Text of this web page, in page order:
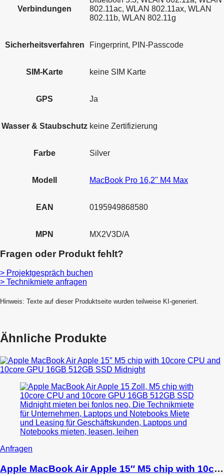
Verbindungen
802.11ac, WLAN 802.11ax, WLAN
802.11b, WLAN 802.11g
Sicherheitsverfahren Fingerprint, PIN-Passcode
SIM-Karte keine SIM Karte
GPS Ja
Wasser & Staubschutz keine Zertifizierung
Farbe Silver
Modell MacBook Pro 16,2'' M4 Max
EAN 0195949868580
MPN MX2V3D/A
Fragen oder Produkt fehlt?
> Projektgespräch buchen
> Technikmiete anfragen
Hinweis: Texte auf dieser Produktseite wurden teilweise KI-generiert.
Ähnliche Produkte
Anfragen
weist
Apple MacBook Air Apple 15″ M5 chip with 10core CPU and 10core GPU 16GB 512GB SSD Midnight